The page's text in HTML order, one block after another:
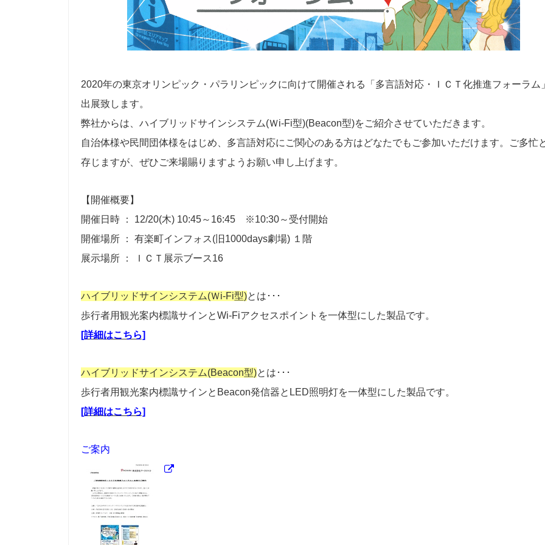
2020年の東京オリンピック・パラリンピックに向けて開催される「多言語対応・ＩＣＴ化推進フォーラム
出展致します。
弊社からは、ハイブリッドサインシステム(Ｗi-Fi型)(Beacon型)をご紹介させていただきます。
自治体様や民間団体様をはじめ、多言語対応にご関心のある方はどなたでもご参加いただけます。ご多忙
存じますが、ぜひご来場賜りますようお願い申し上げます。
【開催概要】
開催日時 ： 12/20(木) 10:45～16:45 ※10:30～受付開始
開催場所 ： 有楽町インフォス(旧1000days劇場) １階
展示場所 ： ＩＣＴ展示ブース16
ハイブリッドサインシステム(Ｗi-Fi型)とは･･･
歩行者用観光案内標識サインとWi-Fiアクセスポイントを一体型にした製品です。
[詳細はこちら]
ハイブリッドサインシステム(Beacon型)とは･･･
歩行者用観光案内標識サインとBeacon発信器とLED照明灯を一体型にした製品です。
[詳細はこちら]
ご案内